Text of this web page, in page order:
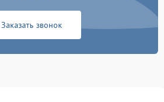
Заказать звонок